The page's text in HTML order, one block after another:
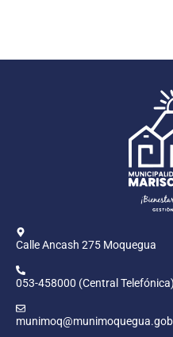
Calle Ancash 275 Moquegua
053-458000 (Central Telefónica)